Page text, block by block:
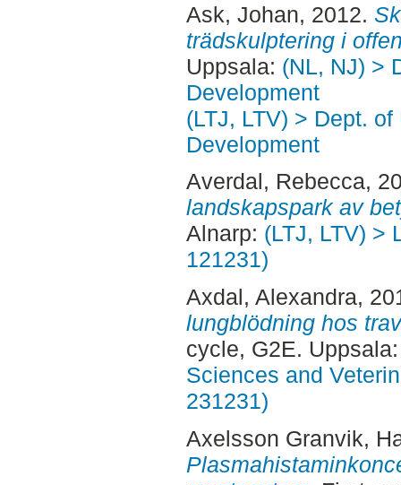
Ask, Johan, 2012.
trädskulptering i
Uppsala: (NL, NJ) >
Development
(LTJ, LTV) > Dept.
Development
Averdal, Rebecca,
landskapspark av
Alnarp: (LTJ, LTV) >
121231)
Axdal, Alexandra,
lungblödning hos
cycle, G2E.
Sciences and
231231)
Axelsson Granvik,